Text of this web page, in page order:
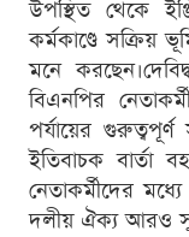
উপস্থিত থেকে
কর্মকাণ্ডে সক্রিয়
মনে
বিএনপির
পর্যায়ের
ইতিবাচক বার্তা
নেতাকর্মীদের
দলীয় ঐক্য আরও